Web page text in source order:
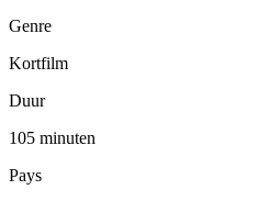
Genre
Kortfilm
Duur
105 minuten
Pays